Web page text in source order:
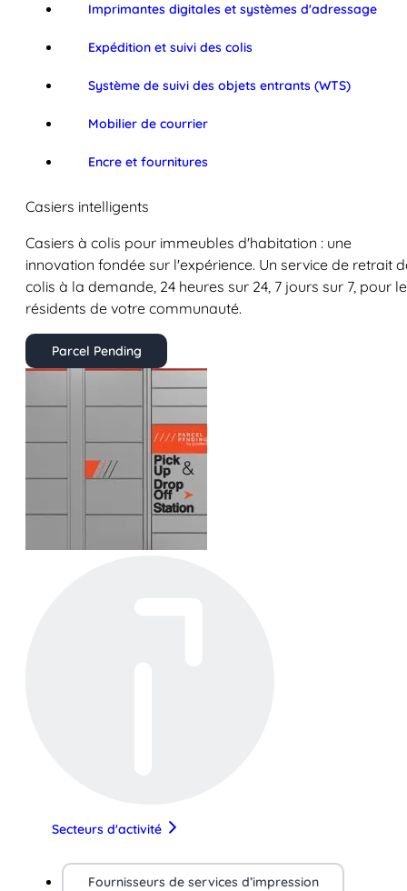
Imprimantes digitales et systèmes d'adressage
Expédition et suivi des colis
Système de suivi des objets entrants (WTS)
Mobilier de courrier
Encre et fournitures
Casiers intelligents
Casiers à colis pour immeubles d'habitation : une
innovation fondée sur l'expérience. Un service de retrait
colis à la demande, 24 heures sur 24, 7 jours sur 7, pour
résidents de votre communauté.
Parcel Pending
Secteurs d'activité
Fournisseurs de services d’impression